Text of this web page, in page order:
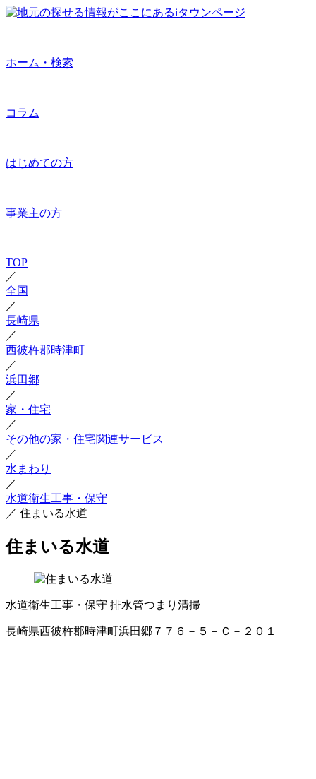
ホーム・検索
コラム
はじめての方
事業主の方
TOP
／
全国
／
長崎県
／
西彼杵郡時津町
／
浜田郷
／
家・住宅
／
その他の家・住宅関連サービス
／
水まわり
／
水道衛生工事・保守
／ 住まいる水道
住まいる水道
水道衛生工事・保守 排水管つまり清掃
長崎県西彼杵郡時津町浜田郷７７６－５－Ｃ－２０１